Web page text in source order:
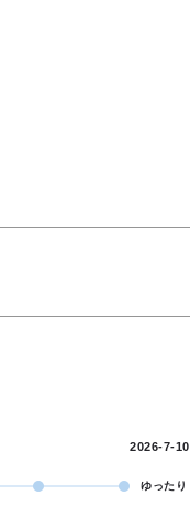
らっと見えるだけで、コー
2026-7-10
ゆったり